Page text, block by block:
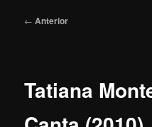
Navegação
← Anterior
Tatiana